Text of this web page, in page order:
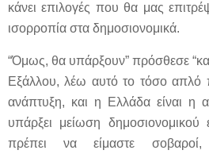
κάνει επιλογές που θα μας
ισορροπία στα δημοσιονομικά.
“Όμως, θα υπάρξουν” πρόσθεσε
Εξάλλου, λέω αυτό το τόσο απλό
ανάπτυξη, και η Ελλάδα είναι η
υπάρξει μείωση δημοσιονομικού
πρέπει να είμαστε σοβαροί,